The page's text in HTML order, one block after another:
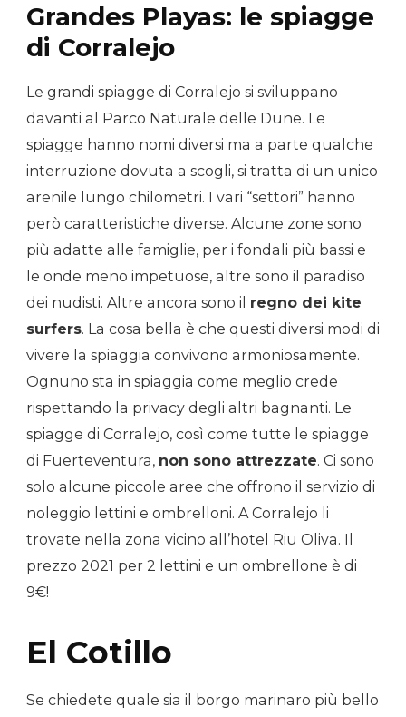
Grandes Playas: le spiagge
di Corralejo
Le grandi spiagge di Corralejo si sviluppano
davanti al Parco Naturale delle Dune. Le
spiagge hanno nomi diversi ma a parte qualche
interruzione dovuta a scogli, si tratta di un unico
arenile lungo chilometri. I vari “settori” hanno
però caratteristiche diverse. Alcune zone sono
più adatte alle famiglie, per i fondali più bassi e
le onde meno impetuose, altre sono il paradiso
dei nudisti. Altre ancora sono il regno dei kite
surfers. La cosa bella è che questi diversi modi di
vivere la spiaggia convivono armoniosamente.
Ognuno sta in spiaggia come meglio crede
rispettando la privacy degli altri bagnanti. Le
spiagge di Corralejo, così come tutte le spiagge
di Fuerteventura, non sono attrezzate. Ci sono
solo alcune piccole aree che offrono il servizio di
noleggio lettini e ombrelloni. A Corralejo li
trovate nella zona vicino all’hotel Riu Oliva. Il
prezzo 2021 per 2 lettini e un ombrellone è di
9€!
El Cotillo
Se chiedete quale sia il borgo marinaro più bello